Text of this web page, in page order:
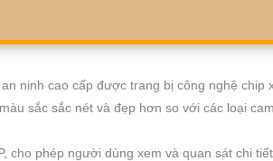
ninh cao cấp được trang bị công nghệ chip
sắc sắc nét và đẹp hơn so với các loại
phép người dùng xem và quan sát chi tiết